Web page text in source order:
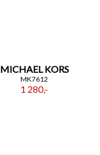
MICHAEL KORS
MK7612
1 280,-